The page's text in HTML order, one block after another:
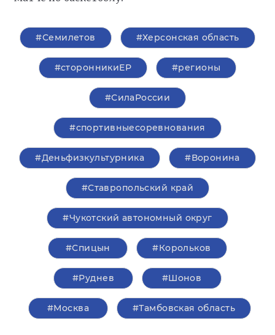
#Семилетов #Херсонская область
#сторонникиЕР #регионы
#СилаРоссии
#спортивныесоревнования
#Деньфизкультурника #Воронина
#Ставропольский край
#Чукотский автономный округ
#Спицын #Корольков
#Руднев #Шонов
#Москва #Тамбовская область